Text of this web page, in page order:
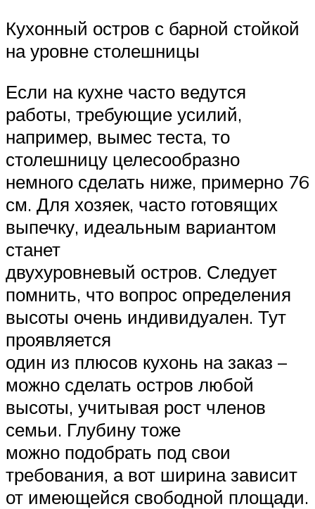
Кухонный остров с барной стойкой
на уровне столешницы
Если на кухне часто ведутся
работы, требующие усилий,
например, вымес теста, то
столешницу целесообразно
немного сделать ниже, примерно 76
см. Для хозяек, часто готовящих
выпечку, идеальным вариантом
станет
двухуровневый остров. Следует
помнить, что вопрос определения
высоты очень индивидуален. Тут
проявляется
один из плюсов кухонь на заказ –
можно сделать остров любой
высоты, учитывая рост членов
семьи. Глубину тоже
можно подобрать под свои
требования, а вот ширина зависит
от имеющейся свободной площади.